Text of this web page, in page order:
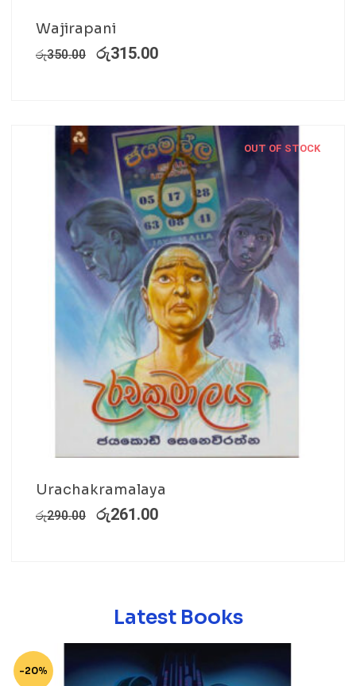
Wajirapani
රු350.00 රු315.00
OUT OF STOCK
Urachakramalaya
රු290.00 රු261.00
Latest Books
-20%